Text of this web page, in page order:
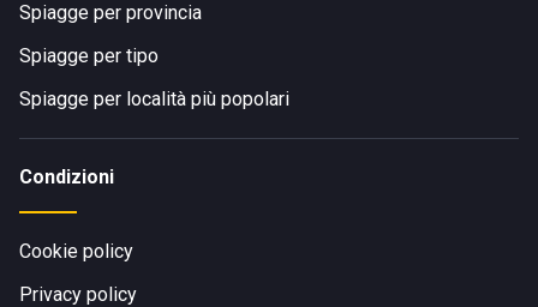
Spiagge per provincia
Spiagge per tipo
Spiagge per località più popolari
Condizioni
Cookie policy
Privacy policy